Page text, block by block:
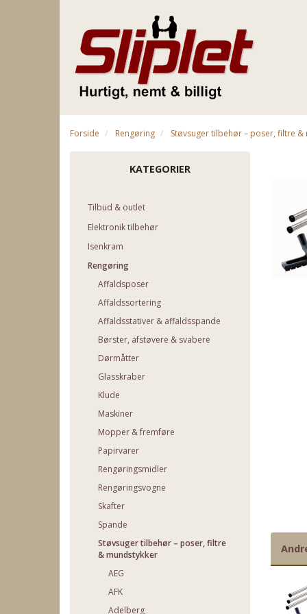
Forside Rengøring Støvsuger tilbehør – poser, filtre &
KATEGORIER
Tilbud & outlet
Elektronik tilbehør
Isenkram
Rengøring
Affaldsposer
Affaldssortering
Affaldsstativer & affaldsspande
Børster, afstøvere & svabere
Dørmåtter
Glasskraber
Klude
Maskiner
Mopper & fremføre
Papirvarer
Rengøringsmidler
Rengøringsvogne
Skafter
Spande
Støvsuger tilbehør – poser, filtre
& mundstykker
AEG
AFK
Adelberg